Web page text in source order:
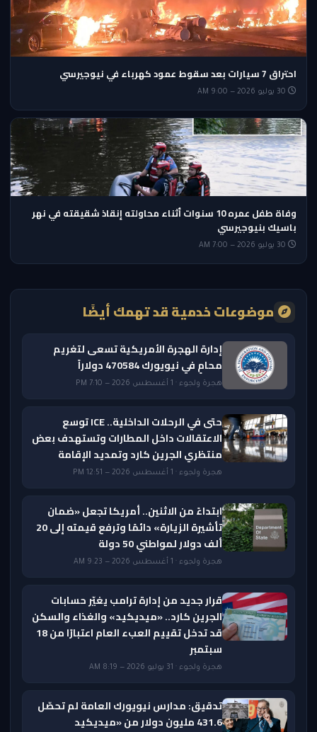
احتراق 7 سيارات بعد سقوط عمود كهرباء في نيوجيرسي
وفاة طفل عمره 10 سنوات أثناء محاولته إنقاذ شقيقته في نهر
باسيك بنيوجيرسي
موضوعات خدمية قد تهمك أيضًا
إدارة الهجرة الأمريكية تسعى لتغريم
محامٍ في نيويورك 470584 دولاراً
هجرة ولجوء · 1 أغسطس 2026 — 7:10 PM
حتى في الرحلات الداخلية.. ICE توسع
الاعتقالات داخل المطارات وتستهدف بعض
منتظري الجرين كارد وتمديد الإقامة
هجرة ولجوء · 1 أغسطس 2026 — 12:51 PM
ابتداءً من الاثنين.. أمريكا تجعل «ضمان
تأشيرة الزيارة» دائمًا وترفع قيمته إلى 20
ألف دولار لمواطني 50 دولة
هجرة ولجوء · 1 أغسطس 2026 — 9:23 AM
قرار جديد من إدارة ترامب يغيّر حسابات
الجرين كارد.. «ميديكيد» والغذاء والسكن
قد تدخل تقييم العبء العام اعتبارًا من 18
سبتمبر
هجرة ولجوء · 31 يوليو 2026 — 8:19 AM
تدقيق: مدارس نيويورك العامة لم تحصّل
431.6 مليون دولار من «ميديكيد